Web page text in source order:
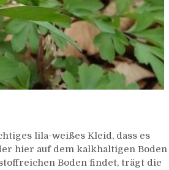
lila-weißes Kleid, dass es
hier auf dem kalkhaltigen Boden
Boden findet, trägt die